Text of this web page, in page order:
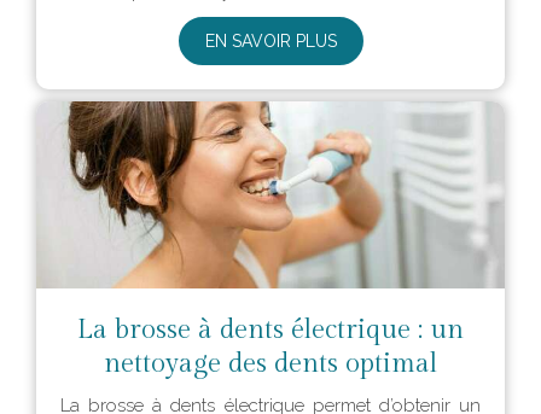
EN SAVOIR PLUS
La brosse à dents électrique : un
nettoyage des dents optimal
La brosse à dents électrique permet d’obtenir un